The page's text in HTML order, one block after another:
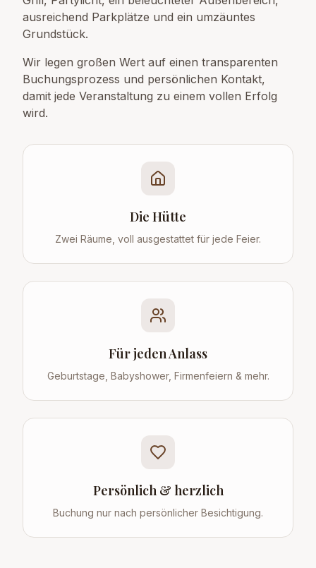
ausreichend Parkplätze und ein umzäuntes
Grundstück.
Wir legen großen Wert auf einen transparenten
Buchungsprozess und persönlichen Kontakt,
damit jede Veranstaltung zu einem vollen Erfolg
wird.
Die Hütte
Zwei Räume, voll ausgestattet für jede Feier.
Für jeden Anlass
Geburtstage, Babyshower, Firmenfeiern & mehr.
Persönlich & herzlich
Buchung nur nach persönlicher Besichtigung.